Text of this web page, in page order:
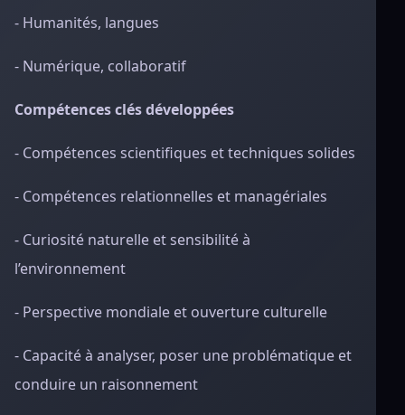
- Humanités, langues
- Numérique, collaboratif
Compétences clés développées
- Compétences scientifiques et techniques solides
- Compétences relationnelles et managériales
- Curiosité naturelle et sensibilité à
l’environnement
- Perspective mondiale et ouverture culturelle
- Capacité à analyser, poser une problématique et
conduire un raisonnement